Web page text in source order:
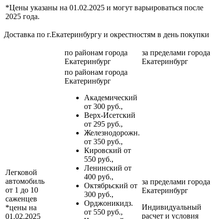
*Цены указаны на 01.02.2025 и могут варьироваться после
2025 года.
Доставка по г.Екатеринбургу и окрестностям в день покупки
по районам города
Екатеринбург
за пределами города
Екатеринбург
Легковой
автомобиль
от 1 до 10
саженцев
*цены на
01.02.2025
по районам города
Екатеринбург
Академический
от 300 руб.,
Верх-Исетский
от 295 руб.,
Железнодорожн.
от 350 руб.,
Кировский от
550 руб.,
Ленинский от
400 руб.,
Октябрьский от
300 руб.,
Орджоникидз.
от 550 руб.,
за пределами города
Екатеринбург
Индивидуальный
расчет и условия